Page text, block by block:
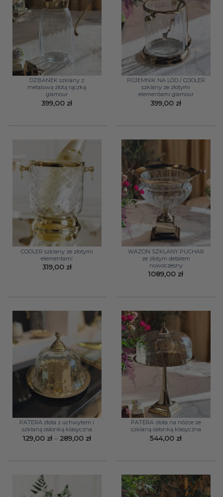
DZBANEK szklany z
metalową złotą rączką
glamour
399,00 zł
POJEMNIK NA LÓD / COOLER
szklany ze złotymi
elementami glamour
399,00 zł
COOLER szklany ze złotymi
elementami
319,00 zł
WAZON SZKLANY PUCHAR
ze złotym detalem
nowoczesny
1089,00 zł
PATERA złota z uchwytem i
szklaną osłonką klasyczna
129,00 zł – 289,00 złZakres
do
PATERA złota na nóżce ze
szklaną osłonką klasyczna
544,00 zł